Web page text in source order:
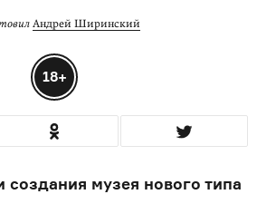
Андрей Ширинский
18+
музея нового типа